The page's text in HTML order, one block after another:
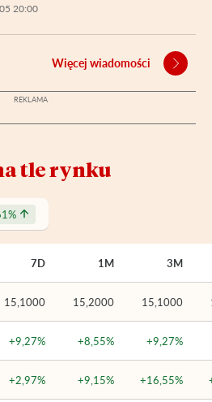
20:00
Więcej wiadomości
tle rynku
7D 1M 3M
15,1000 15,2000 15,1000
+9,27% +8,55% +9,27%
+2,97% +9,15% +16,55%